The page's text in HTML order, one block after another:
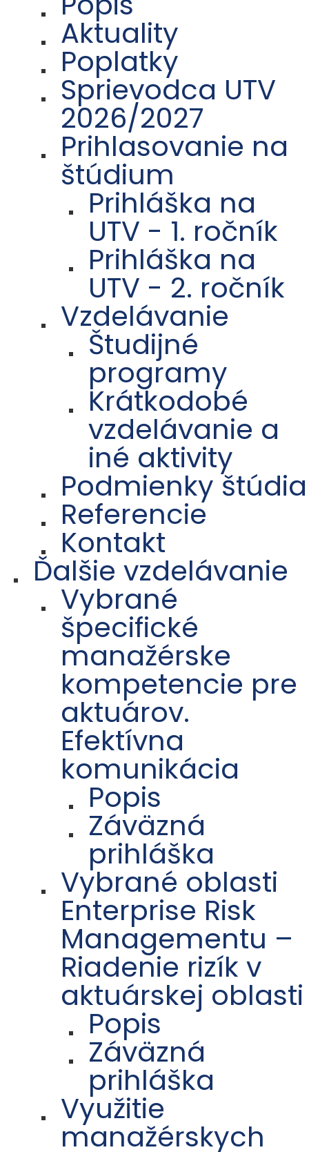
Aktuality
Poplatky
Sprievodca UTV
2026/2027
Prihlasovanie na
štúdium
Prihláška na
UTV - 1. ročník
Prihláška na
UTV - 2. ročník
Vzdelávanie
Študijné
programy
Krátkodobé
vzdelávanie a
iné aktivity
Podmienky štúdia
Referencie
Kontakt
Ďalšie vzdelávanie
Vybrané
špecifické
manažérske
kompetencie pre
aktuárov.
Efektívna
komunikácia
Popis
Záväzná
prihláška
Vybrané oblasti
Enterprise Risk
Managementu –
Riadenie rizík v
aktuárskej oblasti
Popis
Záväzná
prihláška
Využitie
manažérskych